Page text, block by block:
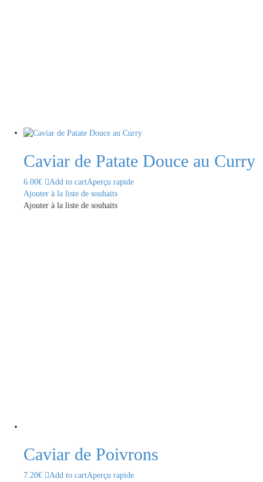
Caviar de Patate Douce au Curry
6.00€ Add to cartAperçu rapide
Ajouter à la liste de souhaits
Ajouter à la liste de souhaits
Caviar de Poivrons
7.20€ Add to cartAperçu rapide